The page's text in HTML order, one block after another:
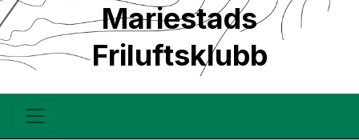
Mariestads
Friluftsklubb